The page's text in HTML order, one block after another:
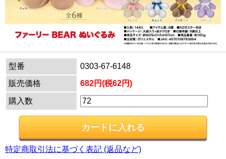
型番
0303-67-6148
販売価格
682円(税62円)
購入数
特定商取引法に基づく表記 (返品など)